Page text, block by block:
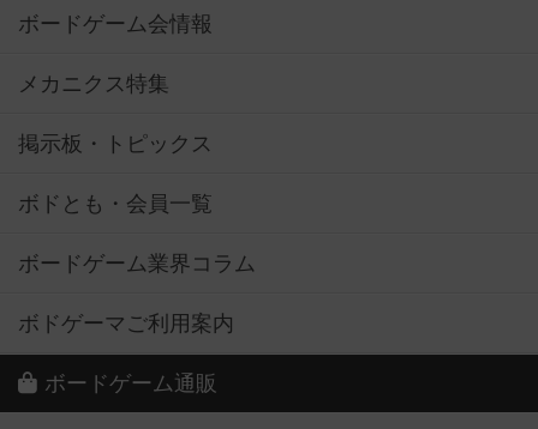
ボードゲーム会情報
メカニクス特集
掲示板・トピックス
ボドとも・会員一覧
ボードゲーム業界コラム
ボドゲーマご利用案内
ボードゲーム通販